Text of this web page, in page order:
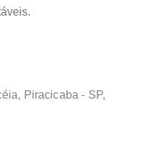
Piracicaba - SP,